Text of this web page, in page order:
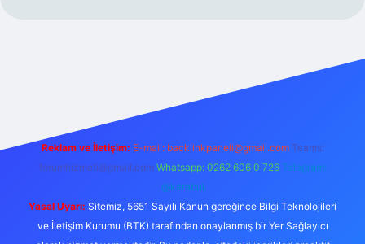
Reklam ve İletişim: E-mail: backlinkpaneli@gmail.com Teams:
forumhizmeti@gmail.com Whatsapp: 0262 606 0 726 Telegram:
@karabul
Yasal Uyarı: Sitemiz, 5651 Sayılı Kanun gereğince Bilgi Teknolojileri
ve İletişim Kurumu (BTK) tarafından onaylanmış bir Yer Sağlayıcı